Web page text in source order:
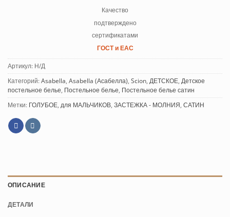
Качество
подтверждено
сертификатами
ГОСТ и ЕАС
Артикул: Н/Д
Категорий: Asabella Asabella (Асабелла) Scion ДЕТСКОЕ Детское
постельное белье Постельное белье Постельное белье сатин
Метки: ГОЛУБОЕ для МАЛЬЧИКОВ ЗАСТЕЖКА - МОЛНИЯ САТИН
ОПИСАНИЕ
ДЕТАЛИ